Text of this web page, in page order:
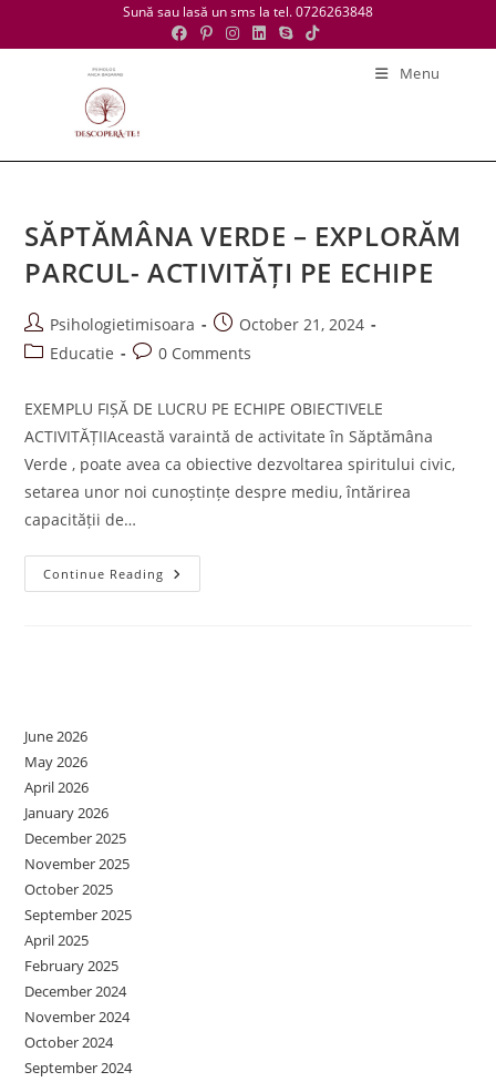
Sună sau lasă un sms la tel. 0726263848
Menu
SĂPTĂMÂNA VERDE – EXPLORĂM
PARCUL- ACTIVITĂȚI PE ECHIPE
Post
author:
Psihologietimisoara
Post
published:
October 21, 2024
PostEducatie
Post0 Comments
EXEMPLU FIȘĂ DE LUCRU PE ECHIPE OBIECTIVELE
ACTIVITĂȚIIAceastă varaintă de activitate în Săptămâna
Verde , poate avea ca obiective dezvoltarea spiritului civic,
setarea unor noi cunoștințe despre mediu, întărirea
capacității de…
Continue Reading SĂPTĂMÂNA
VERDE
June 2026
May 2026
April 2026
January 2026
December 2025
November 2025
October 2025
September 2025
April 2025
February 2025
December 2024
November 2024
October 2024
September 2024